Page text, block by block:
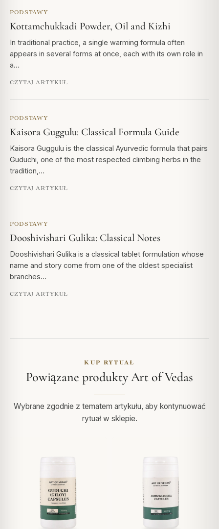
PODSTAWY
Kottamchukkadi Powder, Oil and Kizhi
In traditional practice, a single warming formula often
appears in several forms at once, each with its own role in
a…
CZYTAJ ARTYKUŁ
PODSTAWY
Kaisora Guggulu: Classical Formula Guide
Kaisora Guggulu is the classical Ayurvedic formula that pairs
Guduchi, one of the most respected climbing herbs in the
tradition,…
CZYTAJ ARTYKUŁ
PODSTAWY
Dooshivishari Gulika: Classical Notes
Dooshivishari Gulika is a classical tablet formulation whose
name and story come from one of the oldest specialist
branches…
CZYTAJ ARTYKUŁ
KUP RYTUAŁ
Powiązane produkty Art of Vedas
Wybrane zgodnie z tematem artykułu, aby kontynuować
rytuał w sklepie.